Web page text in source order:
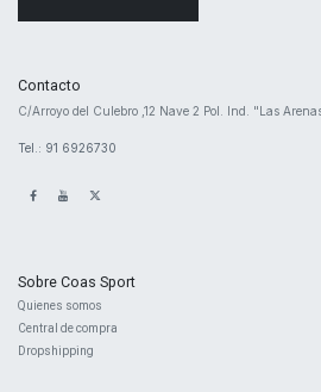
Contacto
​C/Arroyo del Culebro ,12 Nave 2 ​Pol. Ind. "Las
Tel.: 91 6926730
Sobre Coas Sport
Quienes ​somos
Central de compra
Dropshipping